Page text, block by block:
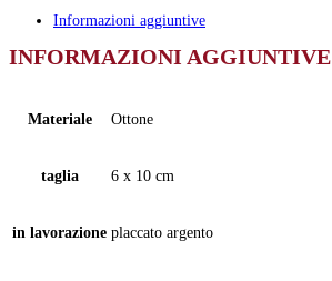
Informazioni aggiuntive
INFORMAZIONI AGGIUNTIVE
Materiale Ottone
taglia 6 x 10 cm
in lavorazione placcato argento